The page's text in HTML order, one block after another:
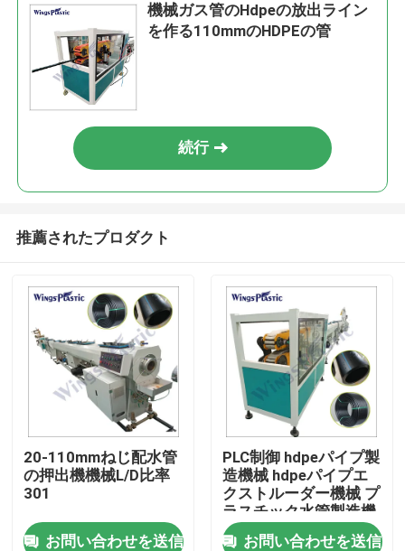
機械ガス管のHdpeの放出ライン
を作る110mmのHDPEの管
続行
推薦されたプロダクト
20-110mmねじ配水管
の押出機機械L/D比率
301
お問い合わせを送信
PLC制御 hdpeパイプ製
造機械 hdpeパイプエ
クストルーダー機械 プ
ラスチック水管製造機
械
お問い合わせを送信